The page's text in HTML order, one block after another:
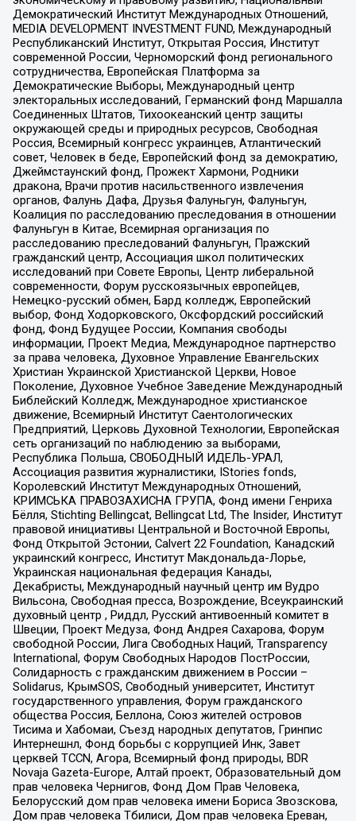
Демократический Институт Международных Отношений,
MEDIA DEVELOPMENT INVESTMENT FUND, Международный
Республиканский Институт, Открытая Россия, Институт
современной России, Черноморский фонд регионального
сотрудничества, Европейская Платформа за
Демократические Выборы, Международный центр
электоральных исследований, Германский фонд Маршалла
Соединенных Штатов, Тихоокеанский центр защиты
окружающей среды и природных ресурсов, Свободная
Россия, Всемирный конгресс украинцев, Атлантический
совет, Человек в беде, Европейский фонд за демократию,
Джеймстаунский фонд, Прожект Хармони, Родники
дракона, Врачи против насильственного извлечения
органов, Фалунь Дафа, Друзья Фалуньгун, Фалуньгун,
Коалиция по расследованию преследования в отношении
Фалуньгун в Китае, Всемирная организация по
расследованию преследований Фалуньгун, Пражский
гражданский центр, Ассоциация школ политических
исследований при Совете Европы, Центр либеральной
современности, Форум русскоязычных европейцев,
Немецко-русский обмен, Бард колледж, Европейский
выбор, Фонд Ходорковского, Оксфордский российский
фонд, Фонд Будущее России, Компания свободы
информации, Проект Медиа, Международное партнерство
за права человека, Духовное Управление Евангельских
Христиан Украинской Христианской Церкви, Новое
Поколение, Духовное Учебное Заведение Международный
Библейский Колледж, Международное христианское
движение, Всемирный Институт Саентологических
Предприятий, Церковь Духовной Технологии, Европейская
сеть организаций по наблюдению за выборами,
Республика Польша, СВОБОДНЫЙ ИДЕЛЬ-УРАЛ,
Ассоциация развития журналистики, IStories fonds,
Королевский Институт Международных Отношений,
КРИМСЬКА ПРАВОЗАХИСНА ГРУПА, Фонд имени Генриха
Бёлля, Stichting Bellingcat, Bellingcat Ltd, The Insider, Институт
правовой инициативы Центральной и Восточной Европы,
Фонд Открытой Эстонии, Calvert 22 Foundation, Канадский
украинский конгресс, Институт Макдональда-Лорье,
Украинская национальная федерация Канады,
Декабристы, Международный научный центр им Вудро
Вильсона, Свободная пресса, Возрождение, Всеукраинский
духовный центр , Риддл, Русский антивоенный комитет в
Швеции, Проект Медуза, Фонд Андрея Сахарова, Форум
свободной России, Лига Свободных Наций, Transparеncy
International, Форум Свободных Народов ПостРоссии,
Солидарность с гражданским движением в России –
Solidarus, КрымSOS, Свободный университет, Институт
государственного управления, Форум гражданского
общества Россия, Беллона, Союз жителей островов
Тисима и Хабомаи, Съезд народных депутатов, Гринпис
Интернешнл, Фонд борьбы с коррупцией Инк, Завет
церквей TCCN, Агора, Всемирный фонд природы, BDR
Novaja Gazeta-Europe, Алтай проект, Образовательный дом
прав человека Чернигов, Фонд Дом Прав Человека,
Белорусский дом прав человека имени Бориса Звозскова,
Дом прав человека Тбилиси, Дом прав человека Ереван,